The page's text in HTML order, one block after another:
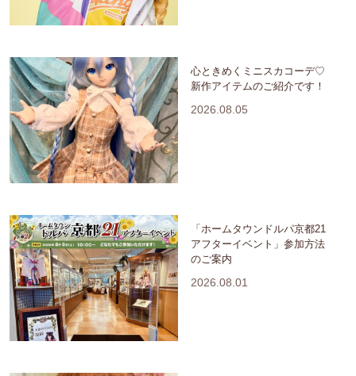
心ときめくミニスカコーデ♡
新作アイテムのご紹介です！
2026.08.05
「ホームタウンドルパ京都21
アフターイベント」参加方法
のご案内
2026.08.01